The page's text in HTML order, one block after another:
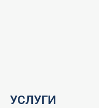
УСЛУГИ